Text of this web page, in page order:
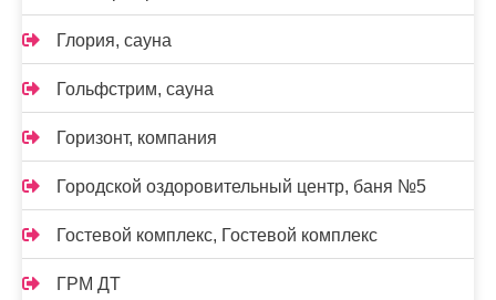
Глория, сауна
Гольфстрим, сауна
Горизонт, компания
Городской оздоровительный центр, баня №5
Гостевой комплекс, Гостевой комплекс
ГРМ ДТ